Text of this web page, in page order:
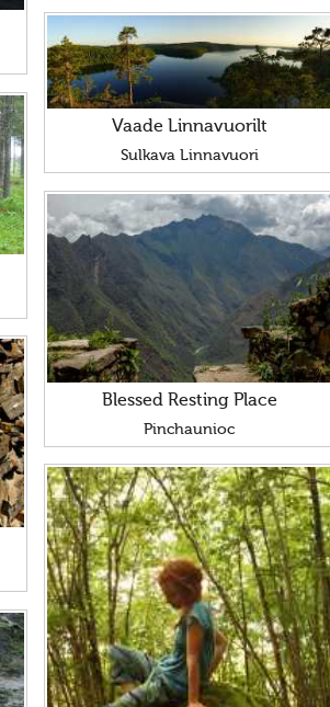
Vaade Linnavuorilt
Sulkava Linnavuori
Blessed Resting Place
Pinchaunioc